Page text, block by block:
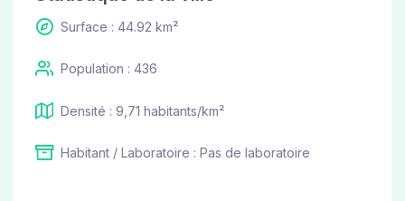
Surface : 44.92 km²
Population : 436
Densité : 9,71 habitants/km²
Habitant / Laboratoire : Pas de laboratoire